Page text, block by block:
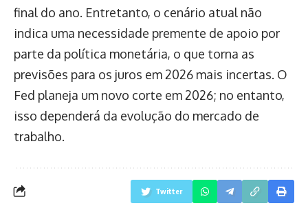
final do ano. Entretanto, o cenário atual não
indica uma necessidade premente de apoio por
parte da política monetária, o que torna as
previsões para os juros em 2026 mais incertas. O
Fed planeja um novo corte em 2026; no entanto,
isso dependerá da evolução do mercado de
trabalho.
Twitter